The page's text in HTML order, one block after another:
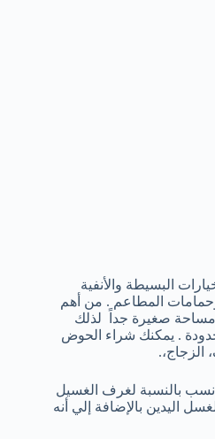
البسيطة والأنفية
وحمامات المطاعم . من أهم
مساحة صغيرة جداً لذلك
. يمكنك شراء الحوض
الزجاج،.
بالنسبة لغرف الغسيل
اليدين بالإضافة إلي أنه